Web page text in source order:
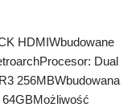
HDMIWbudowane
Dual
256MBWbudowana
64GBMożliwość